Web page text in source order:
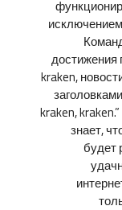
достижения
kraken,
kraken,
знает,
будет